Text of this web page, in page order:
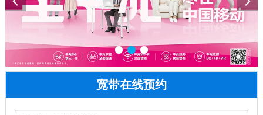
宽带在线预约